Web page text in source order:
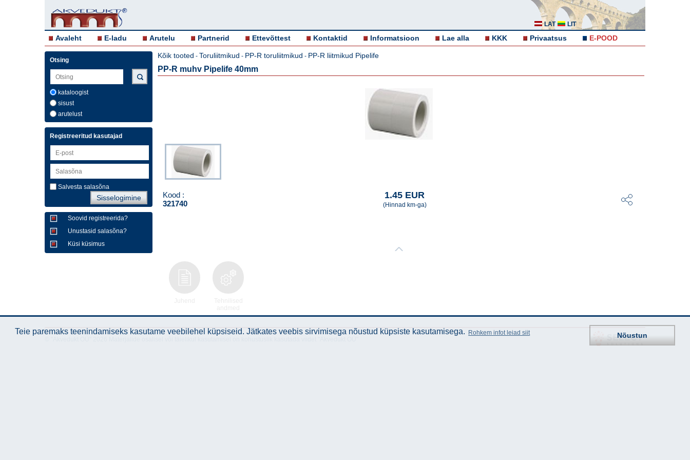
LAT LIT
Avaleht E-ladu Arutelu Partnerid Ettevõttest Kontaktid Informatsioon Lae alla KKK Privaatsus E-POOD
Otsing
kataloogist
sisust
arutelust
Registreeritud kasutajad
Salvesta salasõna
Soovid registreerida?
Unustasid salasõna?
Küsi küsimus
Kõik tooted - Toruliitmikud - PP-R toruliitmikud - PP-R liitmikud Pipelife
PP-R muhv Pipelife 40mm
Kood :
321740
1.45 EUR
(Hinnad km-ga)
Teie paremaks teenindamiseks kasutame veebilehel küpsiseid. Jätkates veebis sirvimisega nõustud küpsiste kasutamisega. Rohkem infot leiad siit Nõustun